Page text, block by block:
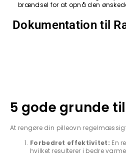
brændsel for at opnå den
Dokumentation til
5 gode grunde
At rengøre din pilleovn
Forbedret effektivitet: En
hvilket resulterer i bedre